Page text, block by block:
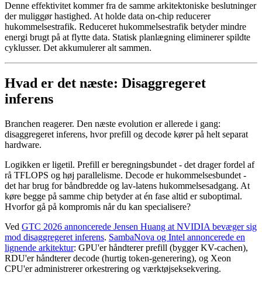
Denne effektivitet kommer fra de samme arkitektoniske beslutninger
der muliggør hastighed. At holde data on-chip reducerer
hukommelsestrafik. Reduceret hukommelsestrafik betyder mindre
energi brugt på at flytte data. Statisk planlægning eliminerer spildte
cyklusser. Det akkumulerer alt sammen.
Hvad er det næste: Disaggregeret
inferens
Branchen reagerer. Den næste evolution er allerede i gang:
disaggregeret inferens, hvor prefill og decode kører på helt separat
hardware.
Logikken er ligetil. Prefill er beregningsbundet - det drager fordel af
rå TFLOPS og høj parallelisme. Decode er hukommelsesbundet -
det har brug for båndbredde og lav-latens hukommelsesadgang. At
køre begge på samme chip betyder at én fase altid er suboptimal.
Hvorfor gå på kompromis når du kan specialisere?
Ved GTC 2026 annoncerede Jensen Huang at NVIDIA bevæger sig
mod disaggregeret inferens. SambaNova og Intel annoncerede en
lignende arkitektur: GPU'er håndterer prefill (bygger KV-cachen),
RDU'er håndterer decode (hurtig token-generering), og Xeon
CPU'er administrerer orkestrering og værktøjseksekvering.